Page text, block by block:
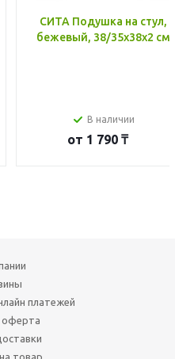
СИТА Подушка на стул,
бежевый, 38/35x38x2 см
В наличии
от 1 790 ₸
платежей
оферта
товар